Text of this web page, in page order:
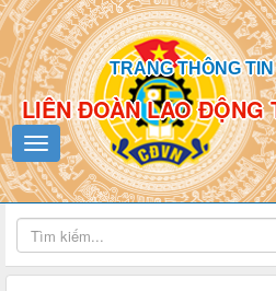
TRANG THÔNG
LIÊN ĐOÀN LAO ĐỘNG